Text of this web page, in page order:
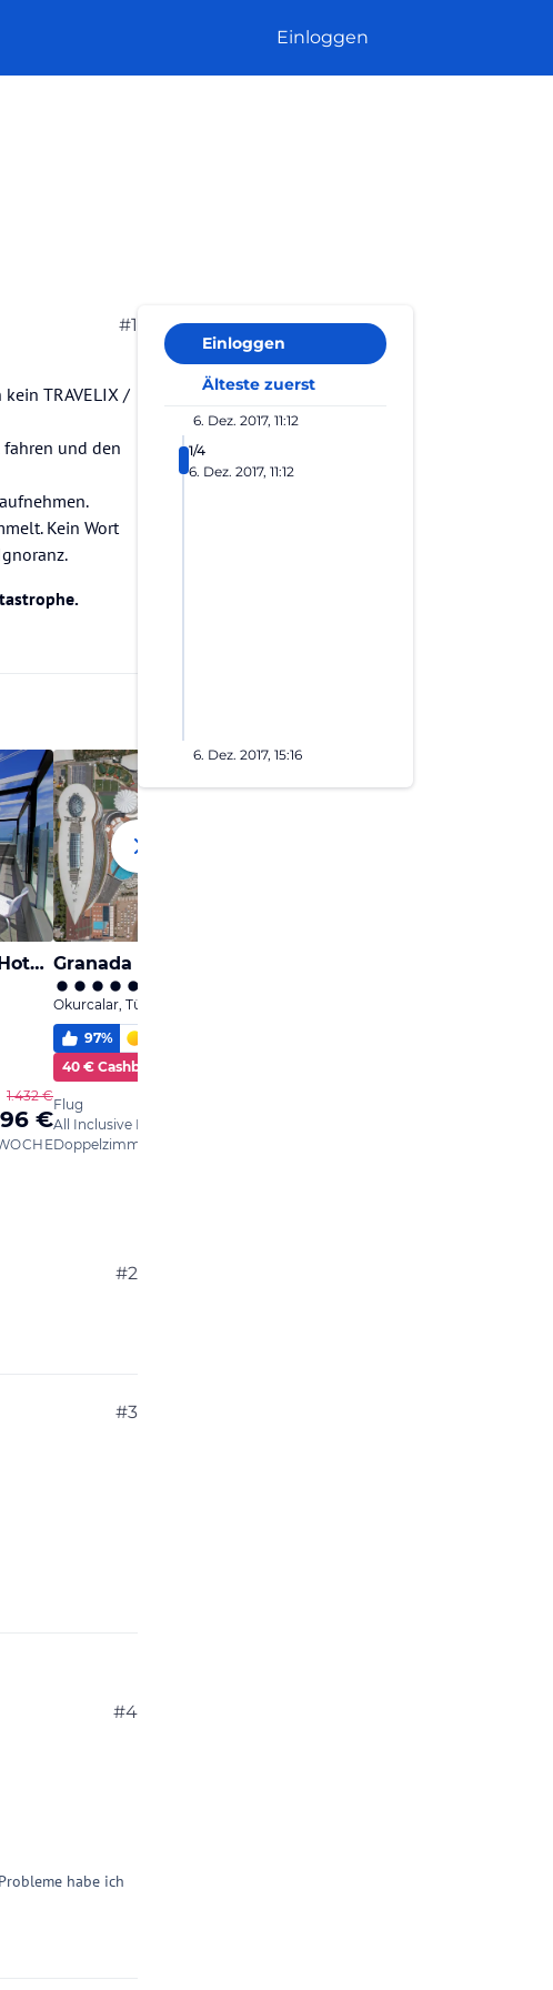
Einloggen
#1
TRAVELIX /
und den
Kein Wort
#2
#3
#4
habe ich
Einloggen
Älteste zuerst
6. Dez. 2017, 11:12
1/4
6. Dez. 2017, 11:12
6. Dez. 2017, 15:16